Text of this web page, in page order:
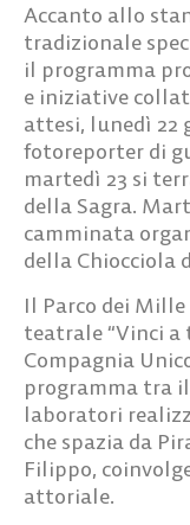
Accanto allo
tradizionale
il programma
e iniziative
attesi, lunedì 22
fotoreporter di
martedì 23 si
della Sagra.
camminata
della Chiocciola
Il Parco dei
teatrale “Vinci a
Compagnia
programma tra
laboratori
che spazia da
Filippo,
attoriale.